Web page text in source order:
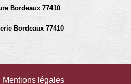
Bordeaux 77410
Bordeaux 77410
Mentions légales